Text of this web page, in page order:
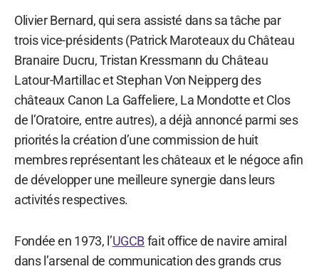
Olivier Bernard, qui sera assisté dans sa tâche par
trois vice-présidents (Patrick Maroteaux du Château
Branaire Ducru, Tristan Kressmann du Château
Latour-Martillac et Stephan Von Neipperg des
châteaux Canon La Gaffeliere, La Mondotte et Clos
de l’Oratoire, entre autres), a déjà annoncé parmi ses
priorités la création d’une commission de huit
membres représentant les châteaux et le négoce afin
de développer une meilleure synergie dans leurs
activités respectives.
Fondée en 1973, l’UGCBfait office de navire amiral
dans l’arsenal de communication des grands crus